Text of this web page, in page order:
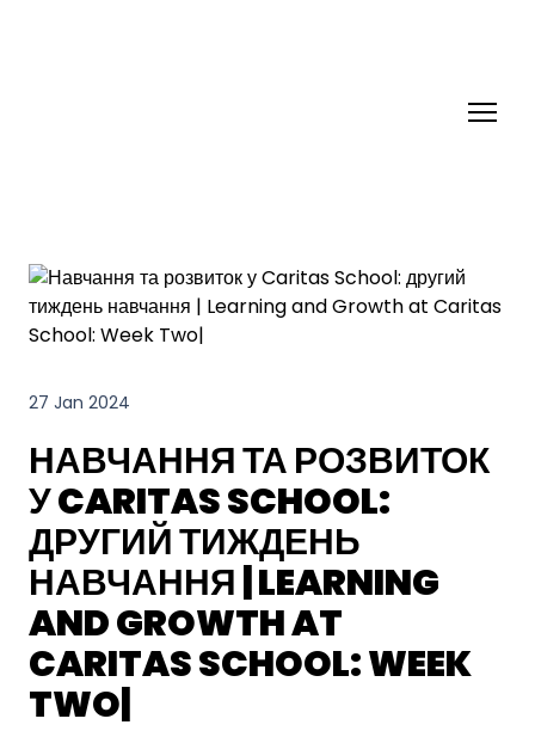
27 Jan 2024
НАВЧАННЯ ТА РОЗВИТОК
У CARITAS SCHOOL:
ДРУГИЙ ТИЖДЕНЬ
НАВЧАННЯ | LEARNING
AND GROWTH AT
CARITAS SCHOOL: WEEK
TWO|